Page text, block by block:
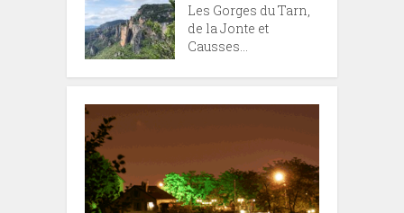
Les Gorges du Tarn,
de la Jonte et
Causses...